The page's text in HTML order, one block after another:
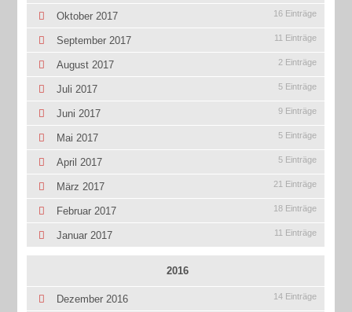
Oktober 2017 16 Einträge
September 2017 11 Einträge
August 2017 2 Einträge
Juli 2017 5 Einträge
Juni 2017 9 Einträge
Mai 2017 5 Einträge
April 2017 5 Einträge
März 2017 21 Einträge
Februar 2017 18 Einträge
Januar 2017 11 Einträge
2016
Dezember 2016 14 Einträge